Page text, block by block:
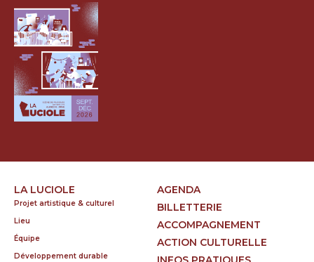
LA LUCIOLE
Projet artistique & culturel
Lieu
Équipe
Développement durable
AGENDA
BILLETTERIE
ACCOMPAGNEMENT
ACTION CULTURELLE